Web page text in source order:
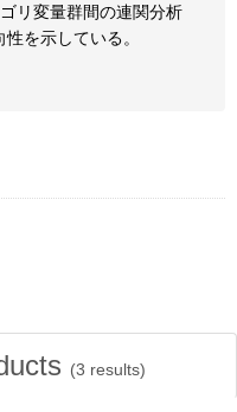
リ変量群間の連関分析
を示している。
(3 results)